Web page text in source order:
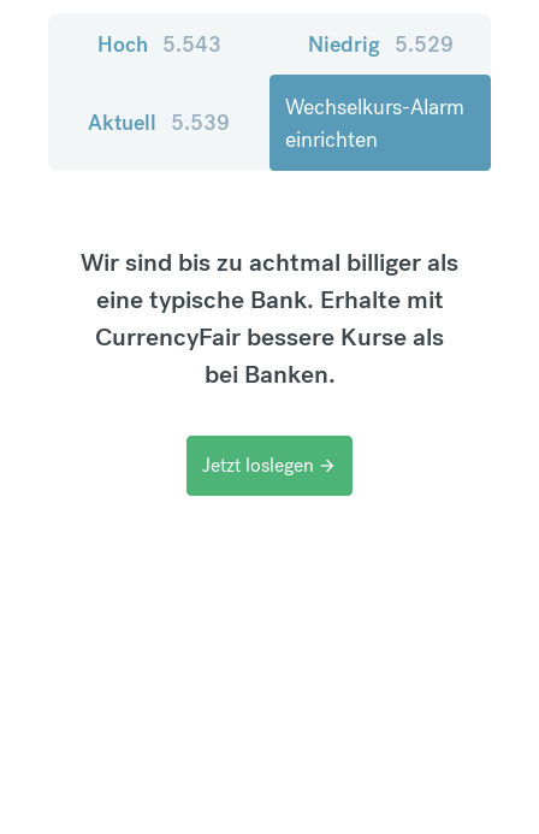
Hoch 5.543 Niedrig 5.529
Aktuell 5.539
Wechselkurs-Alarm
einrichten
Wir sind bis zu achtmal billiger als
eine typische Bank. Erhalte mit
CurrencyFair bessere Kurse als
bei Banken.
Jetzt loslegen arrow_forward